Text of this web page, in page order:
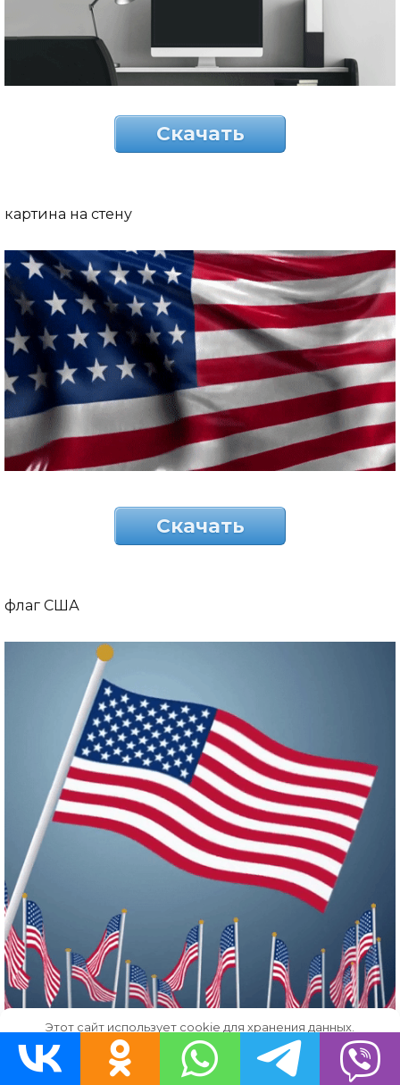
Скачать
картина на стену
Скачать
флаг США
Этот сайт использует cookie для хранения данных.
Продолжая использовать сайт, Вы даете свое согласие на
работу с этими файлами.
OK